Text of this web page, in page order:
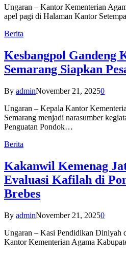
Ungaran – Kantor Kementerian
apel pagi di Halaman Kantor
Berita
Kesbangpol Gandeng
Semarang Siapkan
By adminNovember 21, 20250
Ungaran – Kepala Kantor
Semarang menjadi narasumber
Penguatan Pondok…
Berita
Kakanwil Kemenag
Evaluasi Kafilah di
Brebes
By adminNovember 21, 20250
Ungaran – Kasi Pendidikan Diniyah
Kantor Kementerian Agama